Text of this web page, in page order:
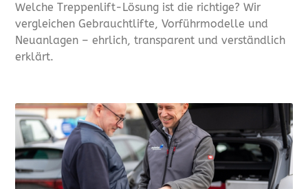
Welche Treppenlift-Lösung ist die richtige? Wir
vergleichen Gebrauchtlifte, Vorführmodelle und
Neuanlagen – ehrlich, transparent und verständlich
erklärt.